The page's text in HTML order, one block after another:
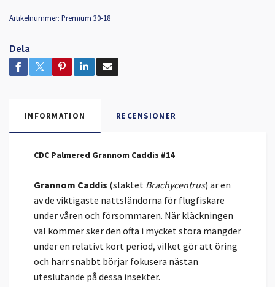
Artikelnummer: Premium 30-18
Dela
INFORMATION RECENSIONER
CDC Palmered Grannom Caddis #14
Grannom Caddis (släktet Brachycentrus) är en
av de viktigaste nattsländorna för flugfiskare
under våren och försommaren. När kläckningen
väl kommer sker den ofta i mycket stora mängder
under en relativt kort period, vilket gör att öring
och harr snabbt börjar fokusera nästan
uteslutande på dessa insekter.